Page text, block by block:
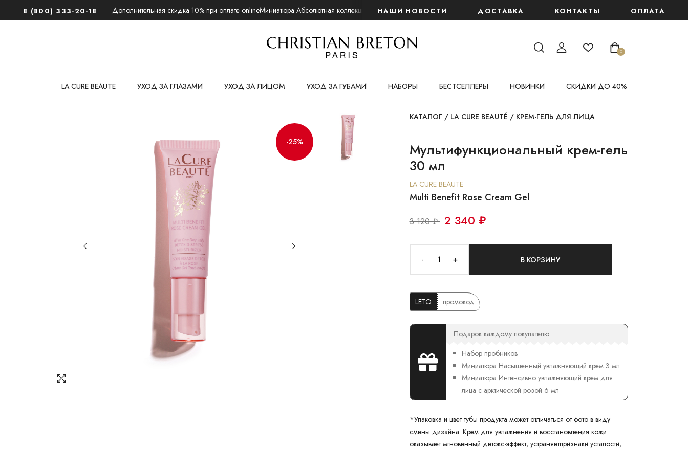
8 (800) 333-20-18 Дополнительная скидка 10% при оплате onlineМиниатюра Абсолютная коллекция. Ночной восстанавливающий крем "Глобальный антивозрастной эффект" 6 мл
НАШИ НОВОСТИ ДОСТАВКА КОНТАКТЫ ОПЛАТА
0
LA CURE BEAUTE УХОД ЗА ГЛАЗАМИ УХОД ЗА ЛИЦОМ УХОД ЗА ГУБАМИ НАБОРЫ БЕСТСЕЛЛЕРЫ НОВИНКИ СКИДКИ ДО 40%
-25%
КАТАЛОГ / LA CURE BEAUTÉ / КРЕМ-ГЕЛЬ ДЛЯ ЛИЦА
Мультифункциональный крем-гель
30 мл
LA CURE BEAUTE
Multi Benefit Rose Cream Gel
3 120 ₽ 2 340 ₽
- + В КОРЗИНУ
LETO промокод
Подарок каждому покупателю
Набор пробников
Миниатюра Насыщенный увлажняющий крем 3 мл
Миниатюра Интенсивно увлажняющий крем для
лица с арктической розой 6 мл
*Упаковка и цвет тубы продукта может отличаться от фото в виду
смены дизайна. Крем для увлажнения и восстановления кожи
оказывает мгновенный детокс-эффект, устраняетпризнаки усталости,